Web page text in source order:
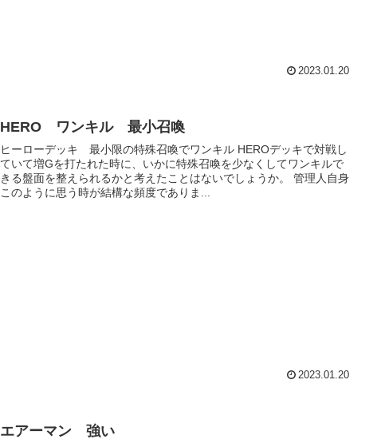
2023.01.20
HERO ワンキル 最小召喚
ヒーローデッキ 最小限の特殊召喚でワンキル HEROデッキで対戦し
ていて増Gを打たれた時に、いかに特殊召喚を少なくしてワンキルで
きる盤面を整えられるかと考えたことはないでしょうか。 管理人自身
このように思う時が結構な頻度でありま...
2023.01.20
エアーマン 強い